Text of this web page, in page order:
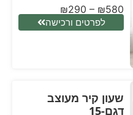
₪290 – ₪580
לפרטים ורכישה
שעון קיר מעוצב
דגם-15